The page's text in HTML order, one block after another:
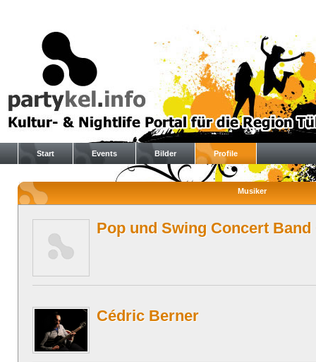
Start Events Bilder Profile
Musiker
Pop und Swing Concert
Cédric Berner